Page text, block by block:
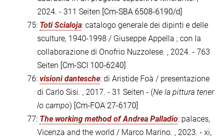
2024. - 311 Seiten [Cm-SBA 6508-6190/d]
75: Toti Scialoja: catalogo generale dei dipinti e delle
sculture, 1940-1998 / Giuseppe Appella ; con la
collaborazione di Onofrio Nuzzolese. , 2024. - 763
Seiten [Cm-SCI 100-6240]
76: visioni dantesche: di Aristide Foà / presentazione
di Carlo Sisi. , 2017. - 31 Seiten - (Ne la pittura tener
lo campo) [Cm-FOA 27-6170]
77: The working method of Andrea Palladio: palaces,
Vicenza and the world / Marco Marino. , 2023. - xi,